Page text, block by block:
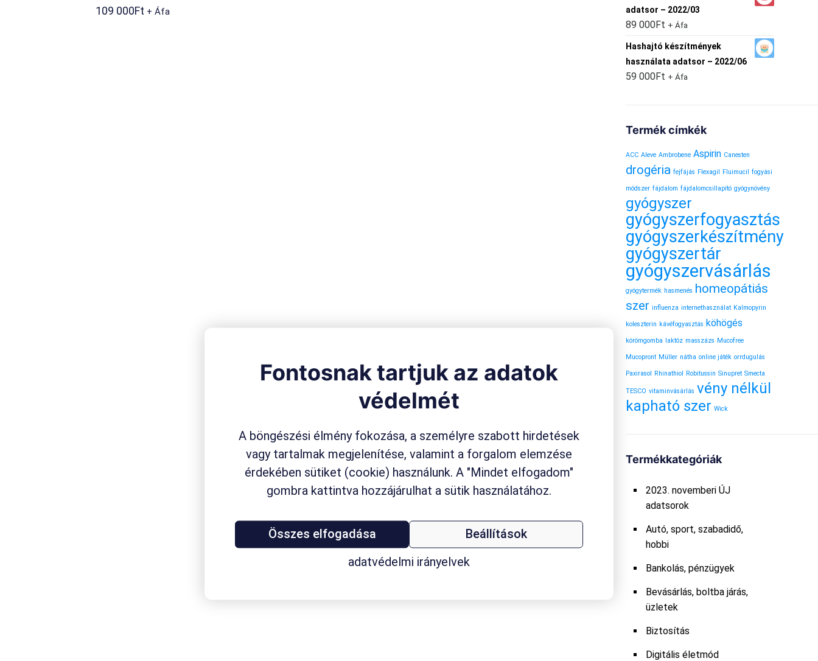
Fontosnak tartjuk az adatok
védelmét
A böngészési élmény fokozása, a személyre szabott hirdetések
vagy tartalmak megjelenítése, valamint a forgalom elemzése
érdekében sütiket (cookie) használunk. A "Mindet elfogadom"
gombra kattintva hozzájárulhat a sütik használatához.
Összes elfogadása
Beállítások
adatvédelmi irányelvek
109 000Ft + Áfa
adatsor – 2022/03
89 000Ft + Áfa
Hashajtó készítmények
használata adatsor – 2022/06
59 000Ft + Áfa
Termék címkék
ACC Aleve Ambrobene Aspirin Canesten
drogéria fejfájás Flexagil Fluimucil fogyási
módszer fájdalom fájdalomcsillapító gyógynövény
gyógyszer
gyógyszerfogyasztás
gyógyszerkészítmény
gyógyszertár
gyógyszervásárlás
gyógytermék hasmenés homeopátiás
szer influenza internethasználat Kalmopyrin
koleszterin kávéfogyasztás köhögés
körömgomba laktóz masszázs Mucofree
Mucopront Müller nátha online játék orrdugulás
Paxirasol Rhinathiol Robitussin Sinupret Smecta
TESCO vitaminvásárlás vény nélkül
kapható szer Wick
Termékkategóriák
2023. novemberi ÚJ
adatsorok
Autó, sport, szabadidő,
hobbi
Bankolás, pénzügyek
Bevásárlás, boltba járás,
üzletek
Biztosítás
Digitális életmód